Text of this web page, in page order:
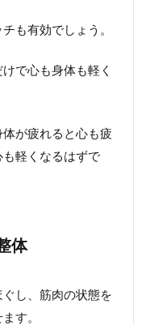
も有効でしょう。
で心も身体も軽く
が疲れると心も疲
軽くなるはずで
体
し、筋肉の状態を
す。